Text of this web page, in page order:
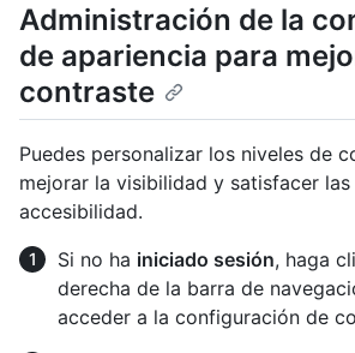
Administración de la
de apariencia para
contraste
Puedes personalizar los niveles de
mejorar la visibilidad y satisfacer
accesibilidad.
Si no ha iniciado sesión, haga
derecha de la barra de
acceder a la configuración de